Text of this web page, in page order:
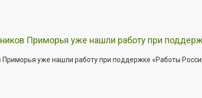
Приморья уже нашли работу при
уже нашли работу при поддержке «Работы